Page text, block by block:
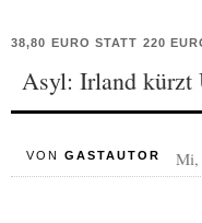
38,80 EURO STATT 220
Asyl: Irland kürzt
VON GASTAUTOR Mi,